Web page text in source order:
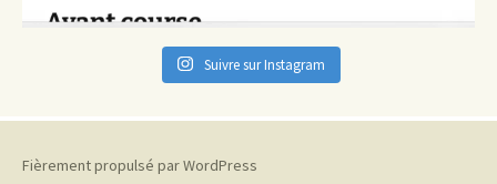
Suivre sur Instagram
Fièrement propulsé par WordPress